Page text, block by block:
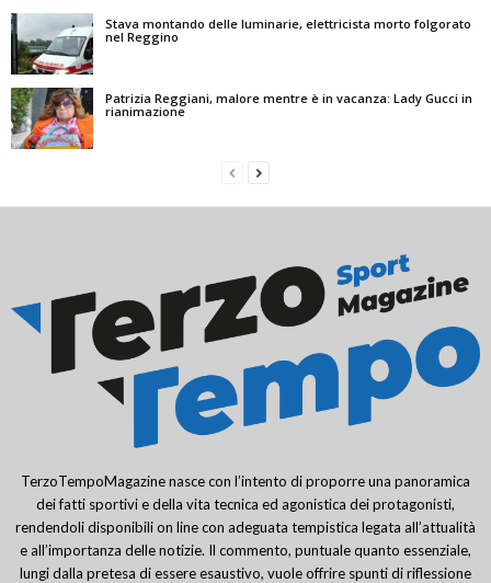
Stava montando delle luminarie, elettricista morto folgorato
nel Reggino
Patrizia Reggiani, malore mentre è in vacanza: Lady Gucci in
rianimazione
TerzoTempoMagazine nasce con l’intento di proporre una panoramica
dei fatti sportivi e della vita tecnica ed agonistica dei protagonisti,
rendendoli disponibili on line con adeguata tempistica legata all’attualità
e all’importanza delle notizie. Il commento, puntuale quanto essenziale,
lungi dalla pretesa di essere esaustivo, vuole offrire spunti di riflessione